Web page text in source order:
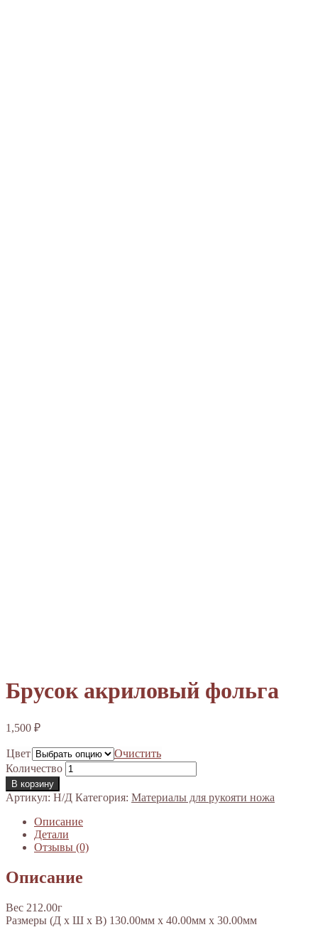
Брусок акриловый фольга
1,500 ₽
Цвет
Очистить
Количество
В корзину
Артикул: Н/Д Категория: Материалы для рукояти ножа
Описание
Детали
Отзывы (0)
Описание
Вес 212.00г
Размеры (Д х Ш х В) 130.00мм x 40.00мм x 30.00мм